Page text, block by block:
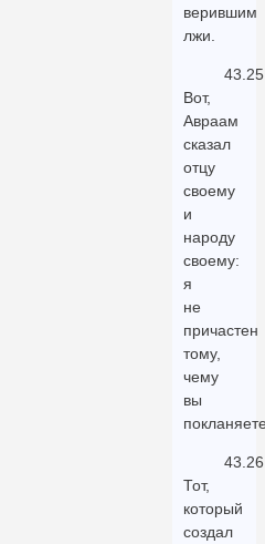
верившим
лжи.
43.25
Вот,
Авраам
сказал
отцу
своему
и
народу
своему:
я
не
причастен
тому,
чему
вы
43.26
Тот,
который
создал